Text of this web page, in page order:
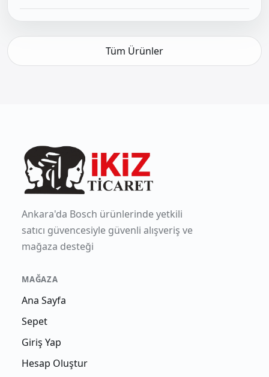
Tüm Ürünler
Ankara'da Bosch ürünlerinde yetkili
satıcı güvencesiyle güvenli alışveriş ve
mağaza desteği
MAĞAZA
Ana Sayfa
Sepet
Giriş Yap
Hesap Oluştur